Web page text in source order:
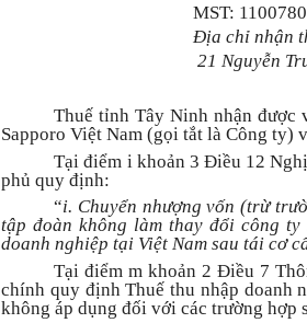
MST:
Địa chỉ nhận
21 Nguyễn
Thuế tỉnh Tây Ninh nhận được
Sapporo Việt Nam (gọi tắt là Công ty)
Tại điểm i khoản 3 Điều 12
phủ quy định:
“i. Chuyển nhượng vốn (trừ
tập đoàn không làm thay đổi công
doanh nghiệp tại Việt Nam sau tái cơ
Tại điểm m khoản 2 Điều 7
chính quy định Thuế thu nhập doanh
không áp dụng đối với các trường hợp